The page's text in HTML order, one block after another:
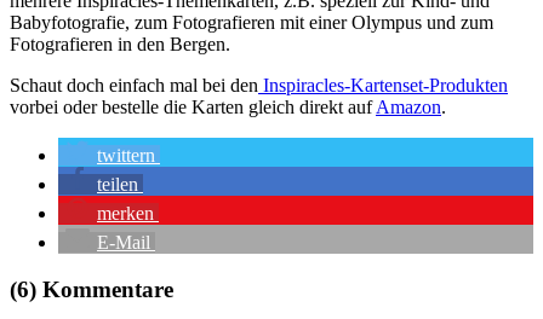
Babyfotografie, zum Fotografieren mit einer Olympus und zum
Fotografieren in den Bergen.
Schaut doch einfach mal bei den Inspiracles-Kartenset-Produkten
vorbei oder bestelle die Karten gleich direkt aufAmazon.
twittern
teilen
merken
E-Mail
(6) Kommentare